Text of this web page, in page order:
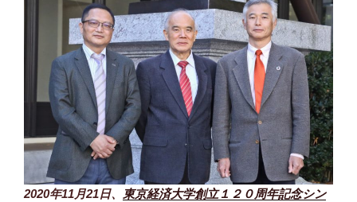
2020年11月21日、
東京経済大学創立１２０周年記念シン